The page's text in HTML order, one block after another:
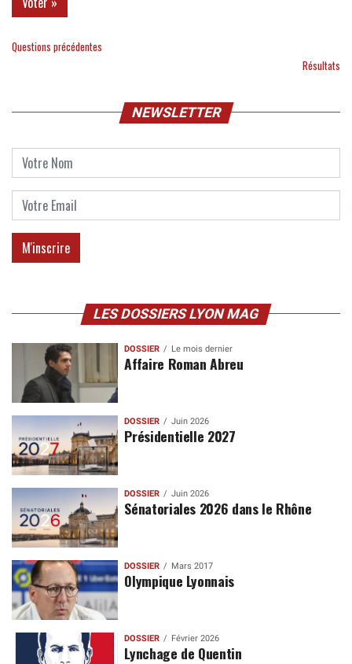
Questions précédentes
Résultats
NEWSLETTER
LES DOSSIERS LYON MAG
DOSSIER Le mois dernier
Affaire Roman Abreu
DOSSIER Juin 2026
Présidentielle 2027
DOSSIER Juin 2026
Sénatoriales 2026 dans le Rhône
DOSSIER Mars 2017
Olympique Lyonnais
DOSSIER Février 2026
Lynchage de Quentin